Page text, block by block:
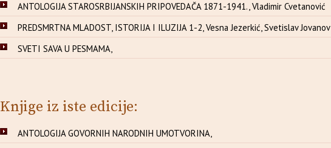
ANTOLOGIJA STAROSRBIJANSKIH PRIPOVEDAČA 1871-1941., Vladimir Cvetanović
PREDSMRTNA MLADOST, ISTORIJA I ILUZIJA 1-2, Vesna Jezerkić, Svetislav Jovanov
SVETI SAVA U PESMAMA,
Knjige iz iste edicije:
ANTOLOGIJA GOVORNIH NARODNIH UMOTVORINA,